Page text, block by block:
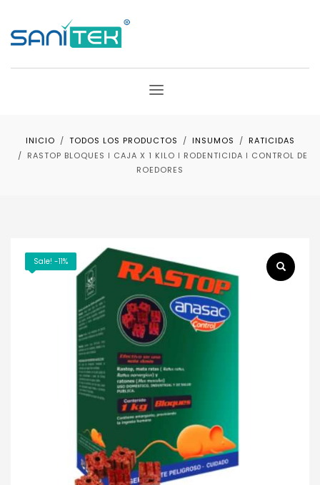
INICIO TODOS LOS PRODUCTOS INSUMOS
RATICIDAS
RASTOP BLOQUES ǀ CAJA X 1 KILO ǀ RODENTICIDA ǀ CONTROL DE
ROEDORES
Sale! -11%